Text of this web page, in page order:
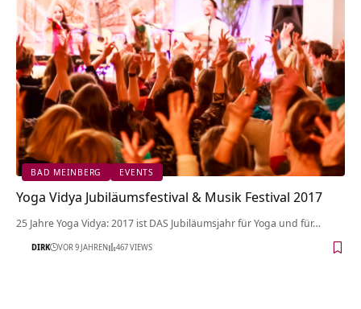
BAD MEINBERG EVENTS
Yoga Vidya Jubiläumsfestival & Musik Festival 2017
25 Jahre Yoga Vidya: 2017 ist DAS Jubiläumsjahr für Yoga und für…
DIRK VOR 9 JAHREN 467 VIEWS